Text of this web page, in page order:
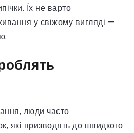
Їх не варто
у свіжому вигляді —
люди часто
які призводять до швидкого